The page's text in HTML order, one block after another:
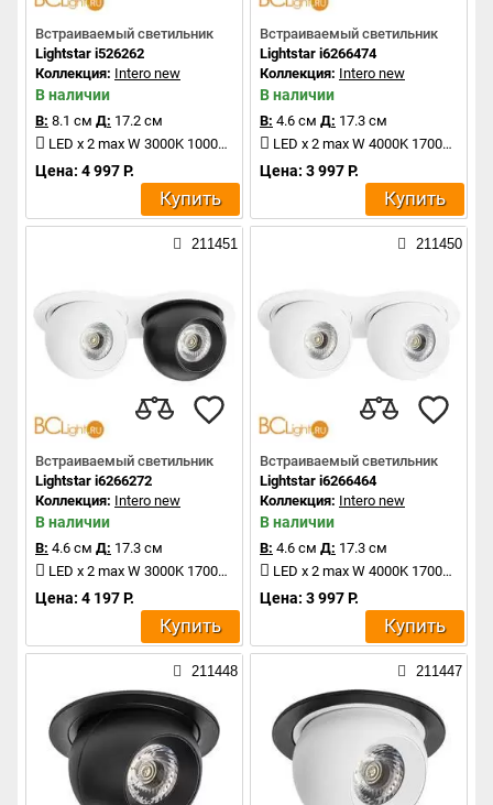
Встраиваемый светильник
Lightstar i526262
Коллекция: Intero new
В наличии
В: 8.1 см Д: 17.2 см
LED x 2 max W 3000K 1000Lm
Цена: 4 997 Р.
Купить
Встраиваемый светильник
Lightstar i6266474
Коллекция: Intero new
В наличии
В: 4.6 см Д: 17.3 см
LED x 2 max W 4000K 1700Lm
Цена: 3 997 Р.
Купить
211451
Встраиваемый светильник
Lightstar i6266272
Коллекция: Intero new
В наличии
В: 4.6 см Д: 17.3 см
LED x 2 max W 3000K 1700Lm
Цена: 4 197 Р.
Купить
211450
Встраиваемый светильник
Lightstar i6266464
Коллекция: Intero new
В наличии
В: 4.6 см Д: 17.3 см
LED x 2 max W 4000K 1700Lm
Цена: 3 997 Р.
Купить
211448 211447